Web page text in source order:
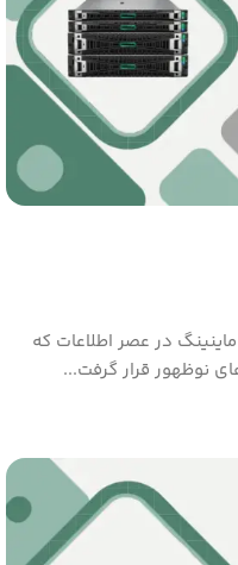
در عصر اطلاعات که
نوظهور قرار گرفت...